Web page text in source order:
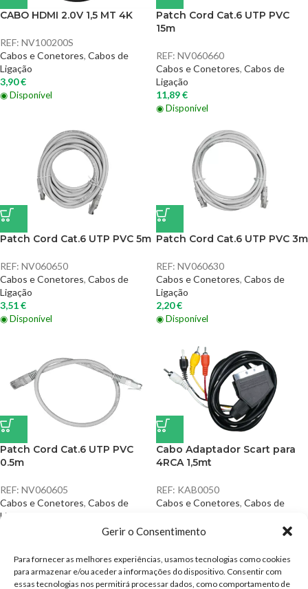
Gerir o Consentimento
Para fornecer as melhores experiências, usamos tecnologias como cookies
para armazenar e/ou aceder a informações do dispositivo. Consentir com
essas tecnologias nos permitirá processar dados, como comportamento de
CABO HDMI 2.0V 1,5 MT 4K
REF: NV100200S
Cabos e Conetores, Cabos de
Ligação
3,90€
◉ Disponível
Patch Cord Cat.6 UTP PVC
15m
REF: NV060660
Cabos e Conetores, Cabos de
Ligação
11,89€
◉ Disponível
Patch Cord Cat.6 UTP PVC 5m
REF: NV060650
Cabos e Conetores, Cabos de
Ligação
3,51€
◉ Disponível
Patch Cord Cat.6 UTP PVC 3m
REF: NV060630
Cabos e Conetores, Cabos de
Ligação
2,20€
◉ Disponível
Patch Cord Cat.6 UTP PVC
0.5m
REF: NV060605
Cabos e Conetores, Cabos de
Ligação
Cabo Adaptador Scart para
4RCA 1,5mt
REF: KAB0050
Cabos e Conetores, Cabos de
2,40€